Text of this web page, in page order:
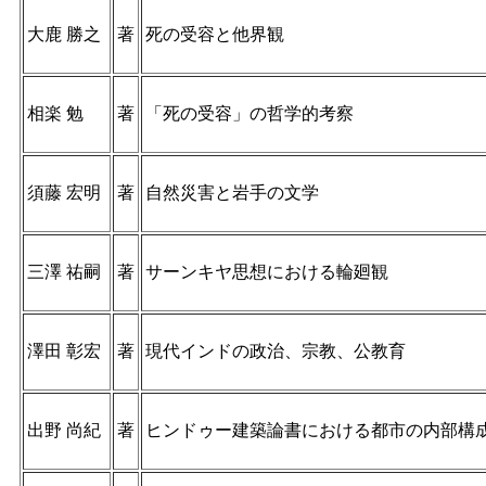
大鹿 勝之 著 死の受容と他界観
相楽 勉 著 「死の受容」の哲学的考察
須藤 宏明 著 自然災害と岩手の文学
三澤 祐嗣 著 サーンキヤ思想における輪廻観
澤田 彰宏 著 現代インドの政治、宗教、公教育
出野 尚紀 著 ヒンドゥー建築論書における都市の内部構